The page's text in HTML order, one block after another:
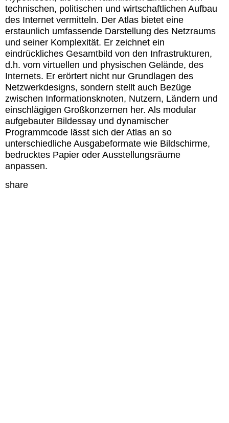
technischen, politischen und wirtschaftlichen Aufbau
des Internet vermitteln. Der Atlas bietet eine
erstaunlich umfassende Darstellung des Netzraums
und seiner Komplexität. Er zeichnet ein
eindrückliches Gesamtbild von den Infrastrukturen,
d.h. vom virtuellen und physischen Gelände, des
Internets. Er erörtert nicht nur Grundlagen des
Netzwerkdesigns, sondern stellt auch Bezüge
zwischen Informationsknoten, Nutzern, Ländern und
einschlägigen Großkonzernen her. Als modular
aufgebauter Bildessay und dynamischer
Programmcode lässt sich der Atlas an so
unterschiedliche Ausgabeformate wie Bildschirme,
bedrucktes Papier oder Ausstellungsräume
anpassen.
share